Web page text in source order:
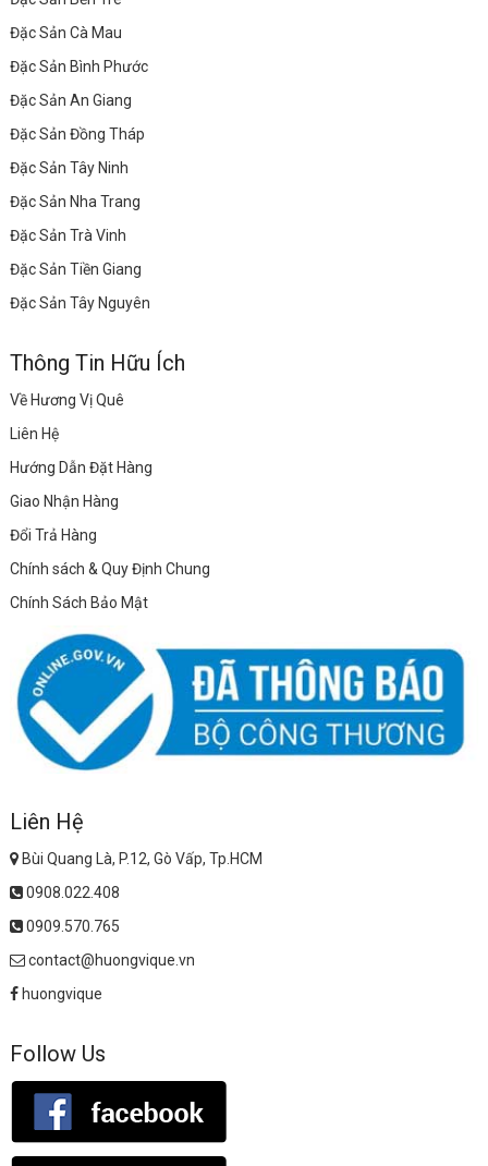
Đặc Sản Cà Mau
Đặc Sản Bình Phước
Đặc Sản An Giang
Đặc Sản Đồng Tháp
Đặc Sản Tây Ninh
Đặc Sản Nha Trang
Đặc Sản Trà Vinh
Đặc Sản Tiền Giang
Đặc Sản Tây Nguyên
Thông Tin Hữu Ích
Về Hương Vị Quê
Liên Hệ
Hướng Dẫn Đặt Hàng
Giao Nhận Hàng
Đổi Trả Hàng
Chính sách & Quy Định Chung
Chính Sách Bảo Mật
Liên Hệ
Bùi Quang Là, P.12, Gò Vấp, Tp.HCM
0908.022.408
0909.570.765
contact@huongvique.vn
huongvique
Follow Us